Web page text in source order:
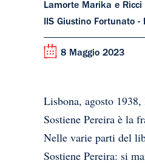
Lamorte Marika e Ricci
IIS Giustino Fortunato -
8 Maggio 2023
Lisbona, agosto
Sostiene Pereira è la
Nelle varie parti del
Sostiene Pereira: si